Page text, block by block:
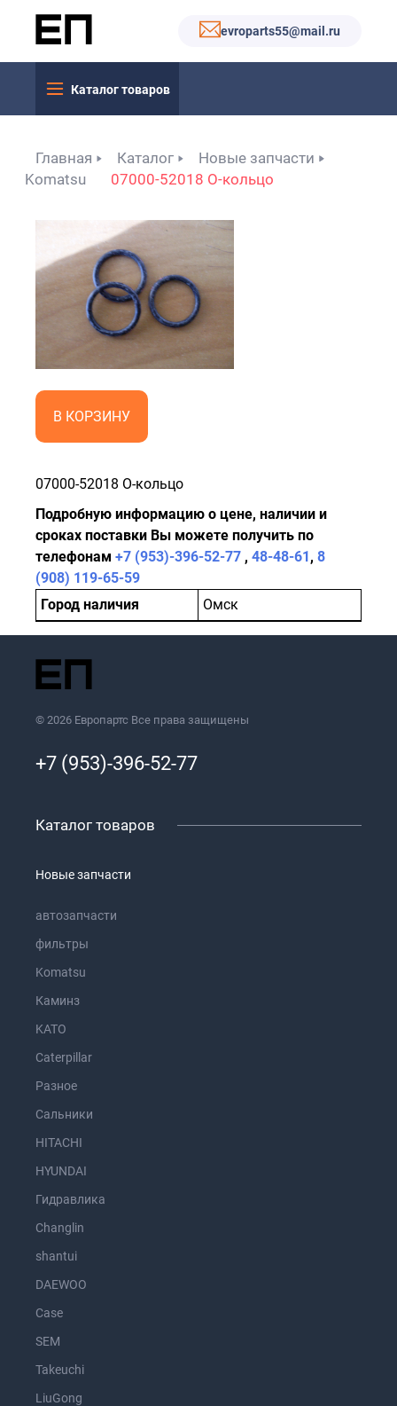
evroparts55@mail.ru
Каталог товаров
Главная Каталог
Новые запчасти
Komatsu
07000-52018 О-кольцо
В КОРЗИНУ
07000-52018 О-кольцо
Подробную информацию о цене, наличии и
сроках поставки Вы можете получить по
телефонам +7 (953)-396-52-77 , 48-48-61, 8
(908) 119-65-59
Город наличия
Омск
© 2026 Европартс Все права защищены
+7 (953)-396-52-77
Каталог товаров
Новые запчасти
автозапчасти
фильтры
Komatsu
Каминз
KATO
Caterpillar
Разное
Сальники
HITACHI
HYUNDAI
Гидравлика
Changlin
shantui
DAEWOO
Case
SEM
Takeuchi
LiuGong